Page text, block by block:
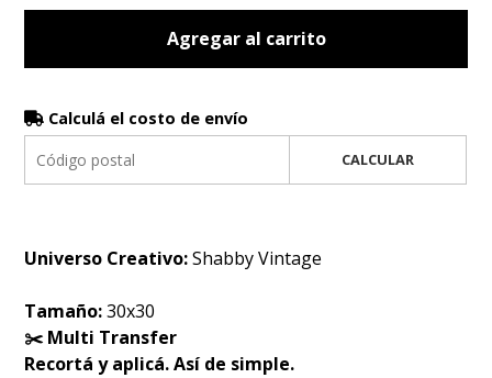
Agregar al carrito
Calculá el costo de envío
CALCULAR
Universo Creativo:Shabby Vintage
Tamaño:30x30
✂️ Multi Transfer
Recortá y aplicá. Así de simple.